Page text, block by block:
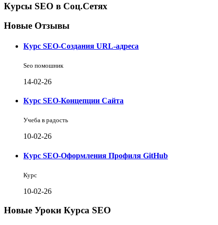
Курсы SEO в Соц.Сетях
Новые Отзывы
Курс SEO-Создания URL-адреса
Seo помошник
14-02-26
Курс SEO-Концепции Сайта
Учеба в радость
10-02-26
Курс SEO-Оформления Профиля GitHub
Курс
10-02-26
Новые Уроки Курса SEO